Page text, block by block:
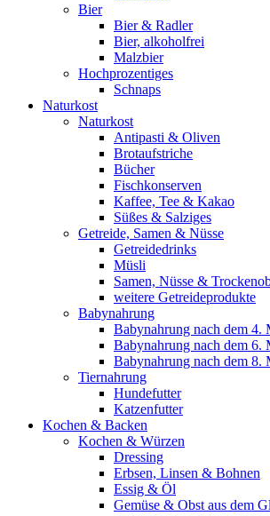
Bier
Bier & Radler
Bier, alkoholfrei
Malzbier
Hochprozentiges
Schnaps
Naturkost
Naturkost
Antipasti & Oliven
Brotaufstriche
Bücher
Fischkonserven
Kaffee, Tee & Kakao
Süßes & Salziges
Getreide, Samen & Nüsse
Getreidedrinks
Müsli
Samen, Nüsse &
weitere Getreideprodukte
Babynahrung
Babynahrung nach dem 4.
Babynahrung nach dem 6.
Babynahrung nach dem 8.
Tiernahrung
Hundefutter
Katzenfutter
Kochen & Backen
Kochen & Würzen
Dressing
Erbsen, Linsen & Bohnen
Essig & Öl
Gemüse & Obst aus dem